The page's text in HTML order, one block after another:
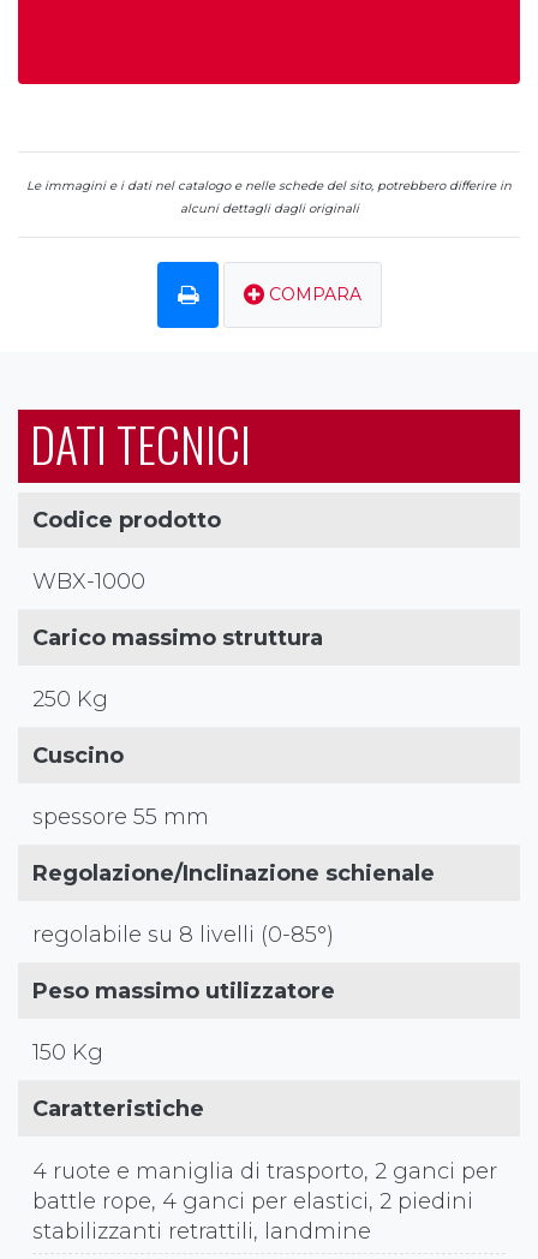
Le immagini e i dati nel catalogo e nelle schede del sito, potrebbero differire in
alcuni dettagli dagli originali
COMPARA
DATI TECNICI
Codice prodotto
WBX-1000
Carico massimo struttura
250 Kg
Cuscino
spessore 55 mm
Regolazione/Inclinazione schienale
regolabile su 8 livelli (0-85°)
Peso massimo utilizzatore
150 Kg
Caratteristiche
4 ruote e maniglia di trasporto, 2 ganci per
battle rope, 4 ganci per elastici, 2 piedini
stabilizzanti retrattili, landmine